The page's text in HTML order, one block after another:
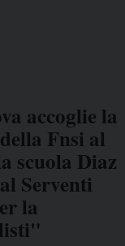
accoglie la
Fnsi al
scuola Diaz
Serventi
la